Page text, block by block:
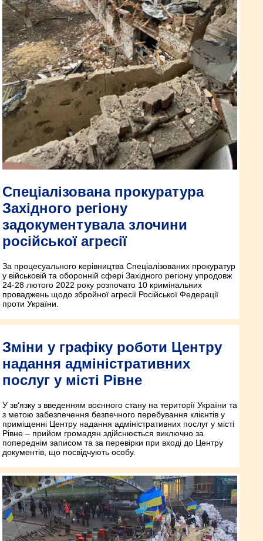
Спеціалізована прокуратура
Західного регіону
задокументувала злочини
російської агресії
За процесуального керівництва Спеціалізованих прокуратур
у військовій та оборонній сфері Західного регіону упродовж
24-28 лютого 2022 року розпочато 10 кримінальних
проваджень щодо збройної агресії Російської Федерації
проти України.
Зміни у графіку роботи Центру
надання адміністративних
послуг у місті Рівне
У зв‘язку з введенням воєнного стану на території України та
з метою забезпечення безпечного перебування клієнтів у
приміщенні Центру надання адміністративних послуг у місті
Рівне – прийом громадян здійснюється виключно за
попереднім записом та за перевірки при вході до Центру
документів, що посвідчують особу.